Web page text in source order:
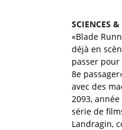
SCIENCES
«Blade
déjà en
passer
8e
avec des
2093,
série de
Landragin,